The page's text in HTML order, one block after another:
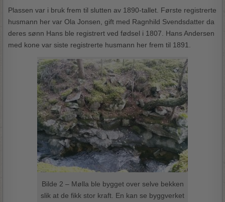
Plassen var i bruk frem til slutten av 1890-tallet. Første registrerte
husmann her var Ola Jonsen, gift med Ragnhild Svendsdatter da
deres sønn Hans ble registrert ved fødsel i 1807. Hans Andersen
med kone var siste registrerte husmann her frem til 1891.
Bilde 2 – Mølla ble bygget over selve bekken
slik at de fikk stor kraft. En kan se byggverket